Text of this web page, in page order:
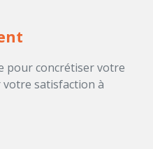
pour concrétiser votre
satisfaction à